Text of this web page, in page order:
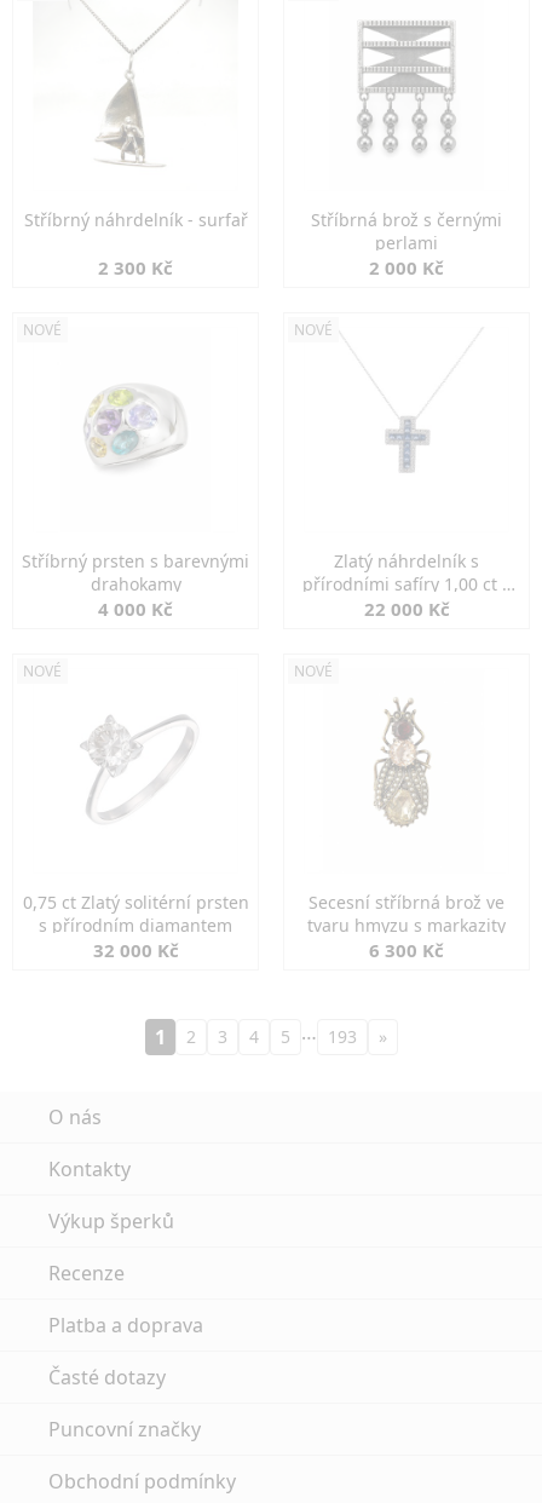
Stříbrný náhrdelník - surfař
2 300 Kč
Stříbrná brož s černými
perlami
2 000 Kč
NOVÉ
Stříbrný prsten s barevnými
drahokamy
4 000 Kč
NOVÉ
Zlatý náhrdelník s
přírodními safíry 1,00 ct a
diamanty
22 000 Kč
NOVÉ
0,75 ct Zlatý solitérní prsten
s přírodním diamantem
32 000 Kč
NOVÉ
Secesní stříbrná brož ve
tvaru hmyzu s markazity
6 300 Kč
1 2 3 4 5 … 193 »
O nás
Kontakty
Výkup šperků
Recenze
Platba a doprava
Časté dotazy
Puncovní značky
Obchodní podmínky